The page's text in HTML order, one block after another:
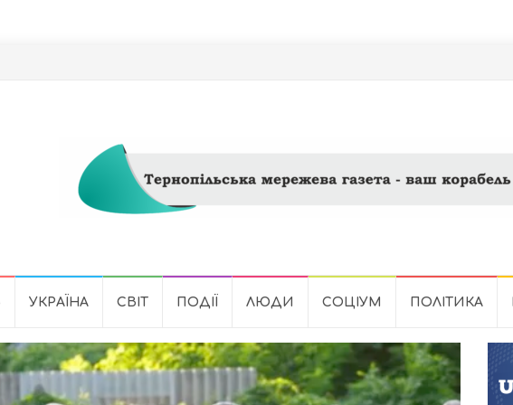
УКРАЇНА СВІТ ПОДІЇ ЛЮДИ СОЦІУМ ПОЛІТИКА